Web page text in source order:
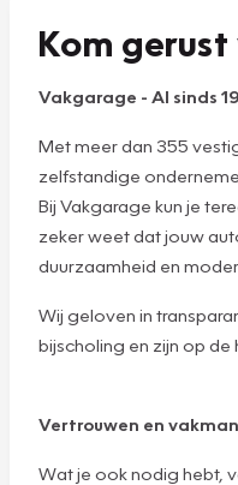
Kom
Vakgarage - Al sinds
Met meer dan 355
zelfstandige
Bij Vakgarage kun je
zeker weet dat jouw
duurzaamheid en
Wij geloven in
bijscholing en zijn op
Vertrouwen en
Wat je ook nodig hebt,